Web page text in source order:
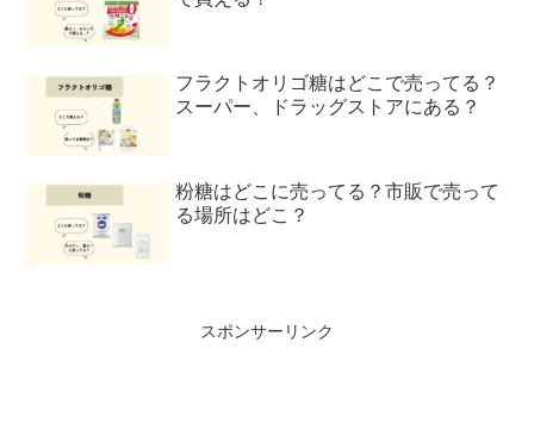
フラクトオリゴ糖はどこで売ってる？
スーパー、ドラッグストアにある？
粉糖はどこに売ってる？市販で売って
る場所はどこ？
スポンサーリンク